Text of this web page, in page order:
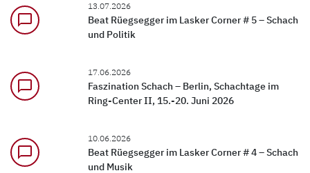
chat_bubble_outline
13.07.2026
Beat Rüegsegger im Lasker Corner # 5 – Schach
und Politik
chat_bubble_outline
17.06.2026
Faszination Schach – Berlin, Schachtage im
Ring-Center II, 15.-20. Juni 2026
chat_bubble_outline
10.06.2026
Beat Rüegsegger im Lasker Corner # 4 – Schach
und Musik